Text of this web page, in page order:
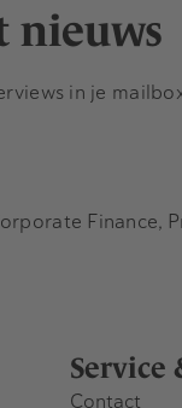
nieuws
in je
Service
Contact
Finance,